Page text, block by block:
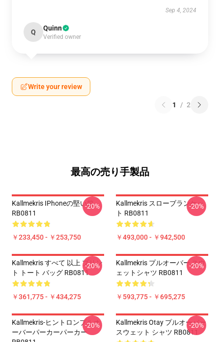
Sep 4, 2024
Q Quinn
Verified owner
Write your review
1 / 2
最高の売り手製品
Kallmekris IPhoneの堅い箱
RB0811
￥233,450 - ￥253,750
-20%
Kallmekris スローブランケッ
ト RB0811
￥493,000 - ￥942,500
-20%
Kallmekris すべて 以上 プリン
ト トート バッグ RB0811
￥361,775 - ￥434,275
-20%
Kallmekris プルオーバー スウ
ェットシャツ RB0811
￥593,775 - ￥695,275
-20%
Kallmekris-ヒントロンプルオ
ーバーパーカーパーカー
-20%
Kallmekris Otay プルオーバー
スウェット シャツ RB0811
-20%